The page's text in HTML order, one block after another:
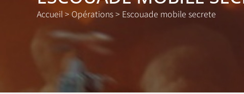
Accueil> Opérations> Escouade mobile secrete